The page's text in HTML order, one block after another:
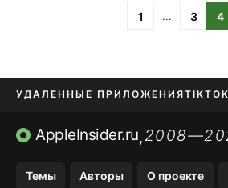
1 … 3 4
УДАЛЕННЫЕ ПРИЛОЖЕНИЯ
ПРИЛОЖЕНИЯ БЕЗ APP STORE
AppleInsider.ru,
Темы Авторы О проекте